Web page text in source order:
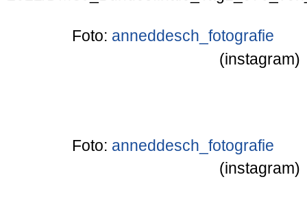
Foto: anneddesch_fotografie
(instagram)
Foto: anneddesch_fotografie
(instagram)